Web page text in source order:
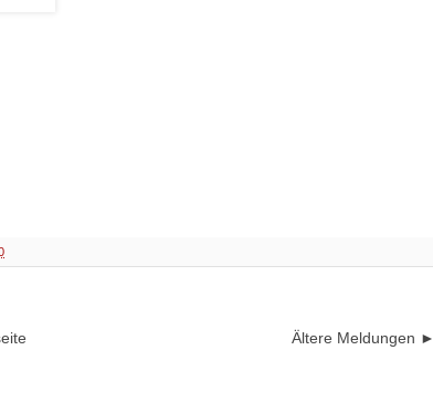
Ältere Meldungen ►